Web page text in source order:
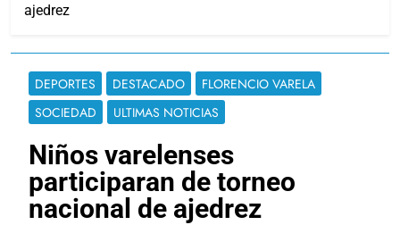
ajedrez
DEPORTES DESTACADO
FLORENCIO VARELA
SOCIEDAD
ULTIMAS NOTICIAS
Niños varelenses
participaran de torneo
nacional de ajedrez